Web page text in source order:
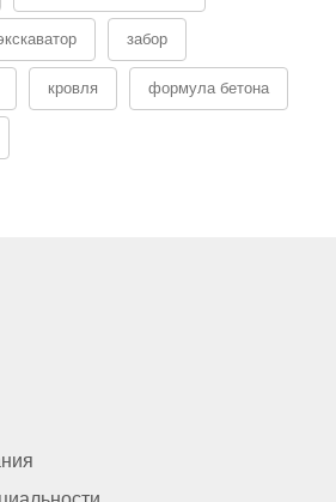
забор
кровля формула бетона